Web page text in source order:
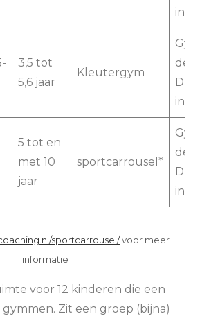
in
3,5 tot
5,6 jaar
Kleutergym
de
in
5 tot en
met 10
jaar
sportcarrousel*
de
in
sportcarrousel/voor meer
informatie
voor 12 kinderen die een
Zit een groep (bijna)